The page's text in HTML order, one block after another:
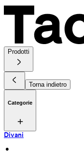
Prodotti
Torna indietro
Categorie
Divani
•